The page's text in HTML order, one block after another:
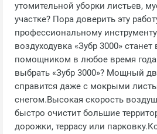
утомительной уборки листьев,
участке? Пора доверить эту
профессиональному
воздуходувка «Зубр 3000»
помощником в любое время
выбрать «Зубр 3000»? Мощный
справится даже с мокрыми
снегом.Высокая скорость
быстро очистит большие
дорожки, террасу или